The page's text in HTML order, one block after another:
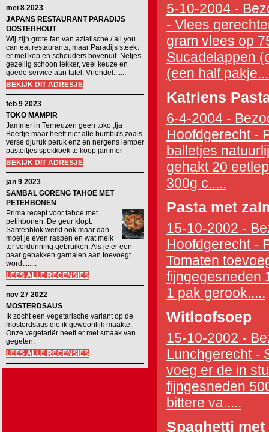
mei 8 2023
JAPANS RESTAURANT PARADIJS
OOSTERHOUT
Wij zijn grote fan van aziatische / all you
can eat restaurants, maar Paradijs steekt
er met kop en schouders bovenuit. Netjes
gezellig schoon lekker, veel keuze en
goede service aan tafel. Vriendel.......
BEKIJK DIT ADRESJE
feb 9 2023
TOKO MAMPIR
Jammer in Terneuzen geen toko ,tja
Boertje maar heeft niet alle bumbu's,zoals
verse djuruk peruk enz en nergens lemper
pasteitjes spekkoek te koop jammer
BEKIJK DIT ADRESJE
jan 9 2023
SAMBAL GORENG TAHOE MET
PETEHBONEN
Prima recept voor tahoe met
petihbonen. De geur klopt.
Santenblok werkt ook maar dan
moet je even raspen en wat melk
ter verdunning gebruiken. Als je er een
paar gebakken garnalen aan toevoegt
wordt.......
LEES ALLE RECENSIES
nov 27 2022
MOSTERDSAUS
Ik zocht een vegetarische variant op de
mosterdsaus die ik gewoonlijk maakte.
Onze vegetariër heeft er met smaak van
gegeten.
LEES ALLE RECENSIES
5-10-2004 -
- Vlees
gram vlees op
Sucadelappen
(een half
Katriens
6-4-2004 -
Hoofdgerecht -
balletjes
gehakt 20
300g c.....
Pasta met
15-10-2002 -
Hoofdgerecht -
Tomaten
fijngegesneden
1 pak gerook.....
Witloofsoep
15-10-2002 -
Lunchgerecht -
voeg er de in
fijngesneden
bittere va.....
Spaghetti